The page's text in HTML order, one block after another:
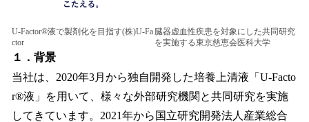
U-Factor®液で製剤化を目指す(株)U-Fa
ctor
臓器虚血性疾患を対象にした共同研究
を実施する東京慈恵会医科大学
１．背景
当社は、2020年3月から独自開発した培養上清液「U-Facto
r®液」を用いて、様々な外部研究機関と共同研究を実施
してきています。2021年から国立研究開発法人産業総合